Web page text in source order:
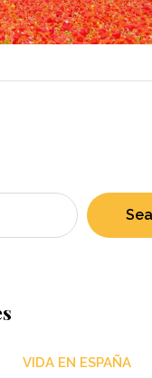
VIDA EN ESPAÑA